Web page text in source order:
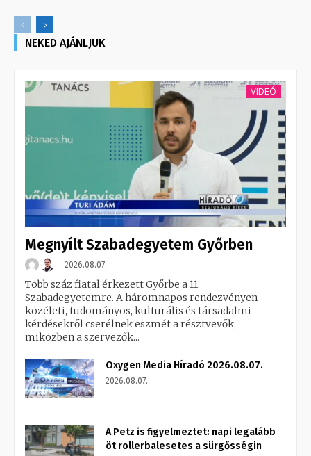
NEKED AJÁNLJUK
VIDEÓ
Megnyílt Szabadegyetem Győrben
2026.08.07.
Több száz fiatal érkezett Győrbe a 11.
Szabadegyetemre. A háromnapos rendezvényen
közéleti, tudományos, kulturális és társadalmi
kérdésekről cserélnek eszmét a résztvevők,
miközben a szervezők...
Oxygen Media Híradó 2026.08.07.
2026.08.07.
A Petz is figyelmeztet: napi legalább
öt rollerbalesetes a sürgősségin